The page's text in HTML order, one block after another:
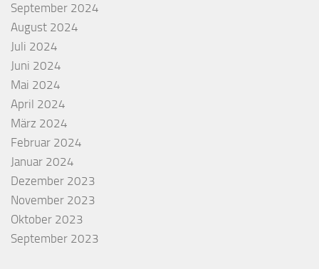
September 2024
August 2024
Juli 2024
Juni 2024
Mai 2024
April 2024
März 2024
Februar 2024
Januar 2024
Dezember 2023
November 2023
Oktober 2023
September 2023